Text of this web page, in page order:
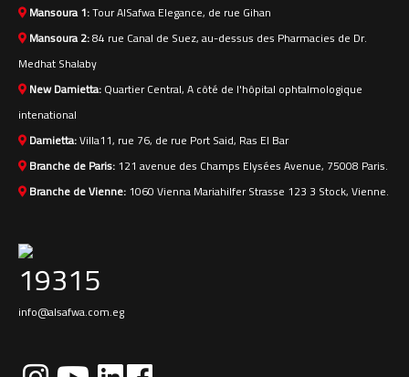
Mansoura 1:Tour AlSafwa Elegance, de rue Gihan
Mansoura 2:84 rue Canal de Suez, au-dessus des Pharmacies de Dr.
Medhat Shalaby
New Damietta:Quartier Central, A côté de l'hôpital ophtalmologique
intenational
Damietta:Villa11, rue 76, de rue Port Said, Ras El Bar
Branche de Paris:121 avenue des Champs Elysées Avenue, 75008 Paris.
Branche de Vienne:1060 Vienna Mariahilfer Strasse 123 3 Stock, Vienne.
19315
info@alsafwa.com.eg